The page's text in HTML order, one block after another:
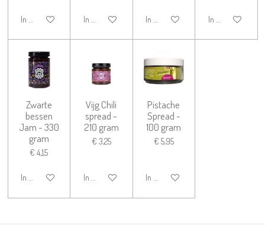
In winkelwagen In winkelwagen In winkelwagen In winkelwagen
Zwarte
bessen
Jam - 330
gram
€ 4,15
In winkelwagen
Vijg Chili
spread -
210 gram
€ 3,25
In winkelwagen
Pistache
Spread -
100 gram
€ 5,95
In winkelwagen